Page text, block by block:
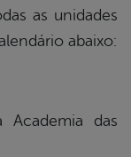
as unidades
abaixo:
Academia das